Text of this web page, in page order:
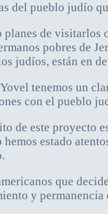
del pueblo judío
de visitarlos
pobres de
judíos, están en
tenemos un
con el pueblo
de este proyecto
estado
que
y